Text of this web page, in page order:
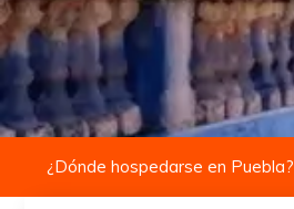
¿Dónde hospedarse en Puebla?